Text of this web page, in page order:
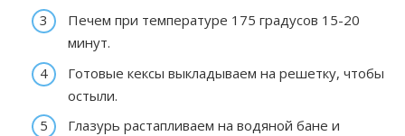
Печем при температуре 175 градусов 15-20
минут.
Готовые кексы выкладываем на решетку, чтобы
остыли.
Глазурь растапливаем на водяной бане и